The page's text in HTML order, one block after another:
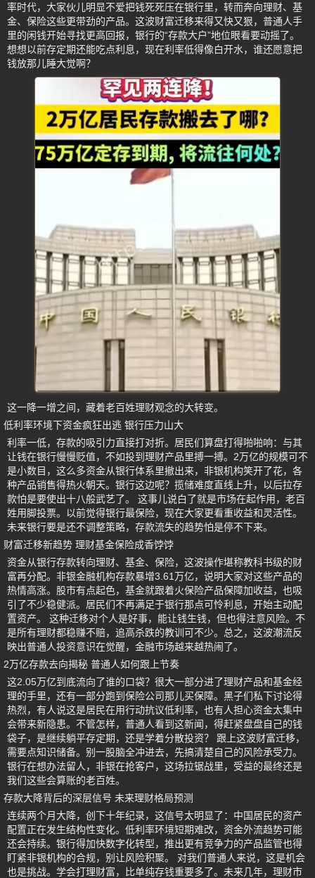
率时代，大家伙儿明显不爱把钱死死压在银行里，转而奔向理财、基
金、保险这些更带劲的产品。这波财富迁移来得又快又狠，普通人手
里的闲钱开始寻找更高回报，银行的“存款大户”地位眼看要动摇了。
想想以前存定期还能吃点利息，现在利率低得像白开水，谁还愿意把
钱放那儿睡大觉啊？
这一降一增之间，藏着老百姓理财观念的大转变。
低利率环境下资金疯狂出逃 银行压力山大
利率一低，存款的吸引力直接打对折。居民们算盘打得啪啪响：与其
让钱在银行慢慢贬值，不如投到理财产品里搏一搏。2万亿的规模可不
是小数目，这么多资金从银行体系里撤出来，非银机构笑开了花，各
种产品销售得热火朝天。银行这边呢？揽储难度直线上升，以后拉存
款怕是要使出十八般武艺了。 这事儿说白了就是市场在起作用，老百
姓用脚投票。以前觉得银行最保险，现在大家更看重收益和灵活性。
未来银行要是还不调整策略，存款流失的趋势怕是停不下来。
财富迁移新趋势 理财基金保险成香饽饽
资金从银行存款转向理财、基金、保险，这波操作堪称教科书级的财
富再分配。非银金融机构存款暴增3.61万亿，说明大家对这些产品的
热情高涨。股市有点起色，基金就跟着火保险产品保障加收益，也吸
引了不少稳健派。居民们不再满足于银行那点可怜利息，开始主动配
置资产。 这种迁移对个人是好事，能让钱生钱，但也得注意风险。不
是所有理财都稳赚不赔，追高杀跌的教训可不少。总之，这波潮流反
映出普通人投资意识在觉醒，金融市场越来越热闹了。
2万亿存款去向揭秘 普通人如何跟上节奏
这2.05万亿到底流向了谁的口袋？很大一部分进了理财产品和基金经
理的手里，还有一部分跑到保险公司那儿买保障。黑子们私下讨论得
热烈，有人说这是居民在用行动抗议低利率，也有人担心资金太集中
会带来新隐患。不管怎样，普通人看到这新闻，得赶紧盘盘自己的钱
袋子，是继续躺平存定期，还是学着分散投资？ 跟上这波财富迁移，
需要点知识储备。别一股脑全冲进去，先搞清楚自己的风险承受力。
银行在想办法留人，非银在抢客户，这场拉锯战里，受益的最终还是
我们这些会算账的老百姓。
存款大降背后的深层信号 未来理财格局预测
连续两个月大降，创下十年纪录，这信号太明显了：中国居民的资产
配置正在发生结构性变化。低利率环境短期难改，资金外流趋势可能
还会持续。银行得加快数字化转型，推出更有竞争力的产品监管也得
盯紧非银机构的合规，别让风险积聚。 对我们普通人来说，这是机会
也是挑战。学会打理财富，比单纯存钱重要多了。未来几年，理财市